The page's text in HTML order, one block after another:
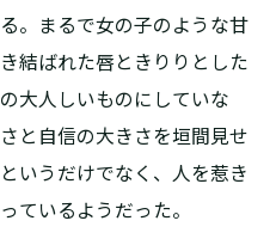
。まるで女の子のような甘
結ばれた唇ときりりとした
大人しいものにしていな
と自信の大きさを垣間見せ
いうだけでなく、人を惹き
ているようだった。